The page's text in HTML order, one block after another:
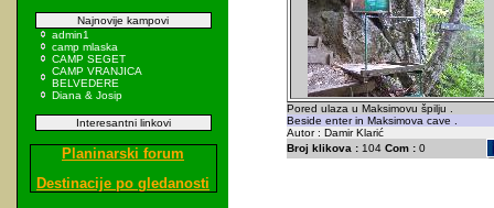
Najnovije kampovi
admin1
camp mlaska
CAMP SEGET
CAMP VRANJICA
BELVEDERE
Diana & Josip
Interesantni linkovi
Planinarski forum
Destinacije po gledanosti
Pored ulaza u Maksimovu špilju .
Beside enter in Maksimova cave .
Autor : Damir Klarić
Broj klikova :104 Com :0